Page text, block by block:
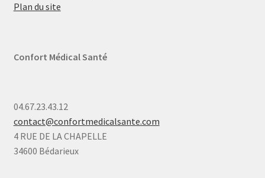
Plan du site
Confort Médical Santé
04.67.23.43.12
contact@confortmedicalsante.com
4 RUE DE LA CHAPELLE
34600 Bédarieux